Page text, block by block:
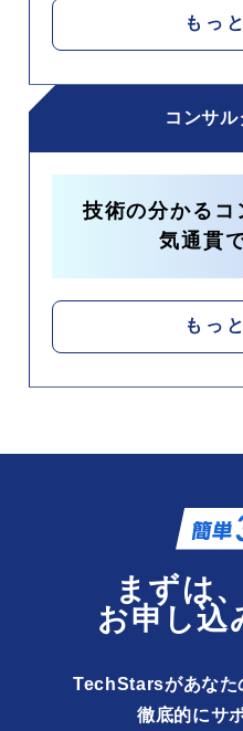
もっ
コンサ
技術の分かるコ
気通貫
もっ
まずは
お申し込
TechStarsがあなた
徹底的にサ